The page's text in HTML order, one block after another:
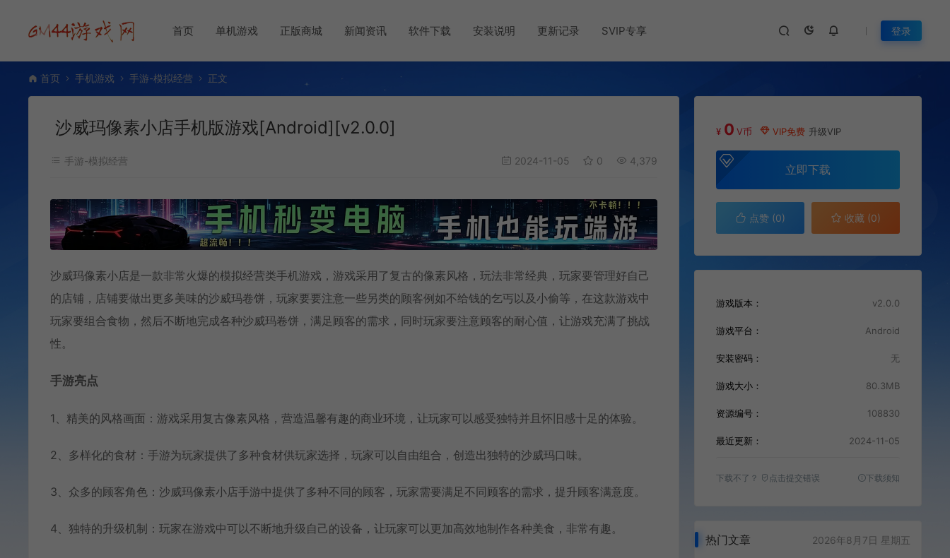
首页 单机游戏 正版商城 新闻资讯 软件下载 安装说明 更新记录 SVIP专享 登录
首页 手机游戏 手游-模拟经营 正文
沙威玛像素小店手机版游戏[Android][v2.0.0]
手游-模拟经营 2024-11-05 0 4,379
沙威玛像素小店是一款非常火爆的模拟经营类手机游戏，游戏采用了复古的像素风格，玩法非常经典，玩家要管理好自己
的店铺，店铺要做出更多美味的沙威玛卷饼，玩家要要注意一些另类的顾客例如不给钱的乞丐以及小偷等，在这款游戏中
玩家要组合食物，然后不断地完成各种沙威玛卷饼，满足顾客的需求，同时玩家要注意顾客的耐心值，让游戏充满了挑战
性。
手游亮点
1、精美的风格画面：游戏采用复古像素风格，营造温馨有趣的商业环境，让玩家可以感受独特并且怀旧感十足的体验。
2、多样化的食材：手游为玩家提供了多种食材供玩家选择，玩家可以自由组合，创造出独特的沙威玛口味。
3、众多的顾客角色：沙威玛像素小店手游中提供了多种不同的顾客，玩家需要满足不同顾客的需求，提升顾客满意度。
4、独特的升级机制：玩家在游戏中可以不断地升级自己的设备，让玩家可以更加高效地制作各种美食，非常有趣。
¥ 0 V币 VIP免费 升级VIP
立即下载
点赞 (0) 收藏 (0)
游戏版本： v2.0.0
游戏平台： Android
安装密码： 无
游戏大小： 80.3MB
资源编号： 108830
最近更新： 2024-11-05
下载不了？ 点击提交错误 下载须知
热门文章 2026年8月7日 星期五